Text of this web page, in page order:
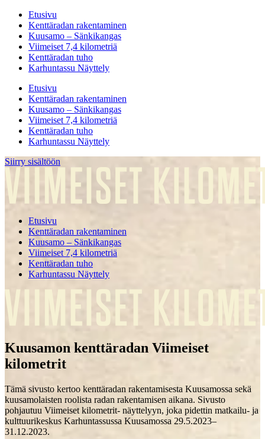
Etusivu
Kenttäradan rakentaminen
Kuusamo – Sänkikangas
Viimeiset 7,4 kilometriä
Kenttäradan tuho
Karhuntassu Näyttely
Etusivu
Kenttäradan rakentaminen
Kuusamo – Sänkikangas
Viimeiset 7,4 kilometriä
Kenttäradan tuho
Karhuntassu Näyttely
Siirry sisältöön
Etusivu
Kenttäradan rakentaminen
Kuusamo – Sänkikangas
Viimeiset 7,4 kilometriä
Kenttäradan tuho
Karhuntassu Näyttely
Kuusamon kenttäradan Viimeiset
kilometrit
Tämä sivusto kertoo kenttäradan rakentamisesta Kuusamossa sekä
kuusamolaisten roolista radan rakentamisen aikana. Sivusto
pohjautuu Viimeiset kilometrit- näyttelyyn, joka pidettin matkailu- ja
kulttuurikeskus Karhuntassussa Kuusamossa 29.5.2023–
31.12.2023.